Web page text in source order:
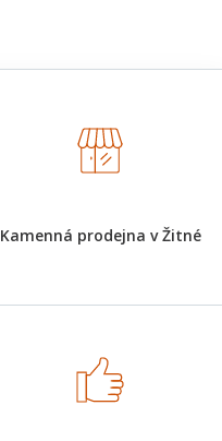
Kamenná prodejna v Žitné